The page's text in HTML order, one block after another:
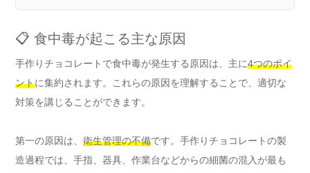
📋 食中毒が起こる主な原因
手作りチョコレートで食中毒が発生する原因は、主に4つのポイ
ントに集約されます。これらの原因を理解することで、適切な
対策を講じることができます。
第一の原因は、 衛生管理の不備です。手作りチョコレートの製
造過程では、手指、器具、作業台などからの細菌の混入が最も